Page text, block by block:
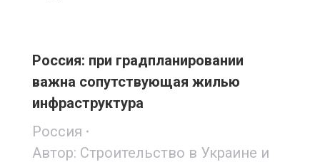
Россия: при градпланировании
важна сопутствующая жилью
инфраструктура
Россия
Автор: Строительство в Украине и